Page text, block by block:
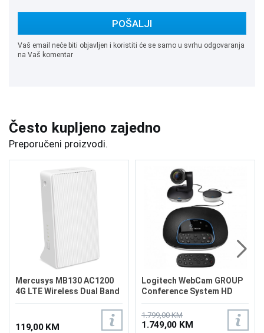
POŠALJI
Vaš email neće biti objavljen i koristiti će se samo u svrhu odgovaranja
na Vaš komentar
Često kupljeno zajedno
Preporučeni proizvodi.
Mercusys MB130 AC1200
4G LTE Wireless Dual Band
Router
119,00 KM
Logitech WebCam GROUP
Conference System HD
Bluetooth
1.799,00 KM
1.749,00 KM